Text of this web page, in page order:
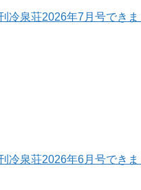
冷泉荘2026年7月号でき
冷泉荘2026年6月号でき